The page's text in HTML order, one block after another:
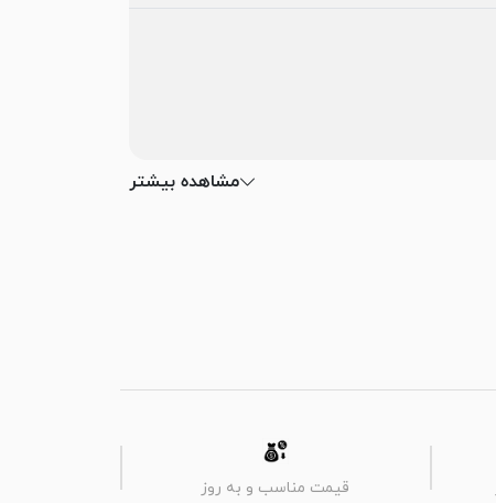
مشاهده بیشتر
قیمت مناسب و به روز